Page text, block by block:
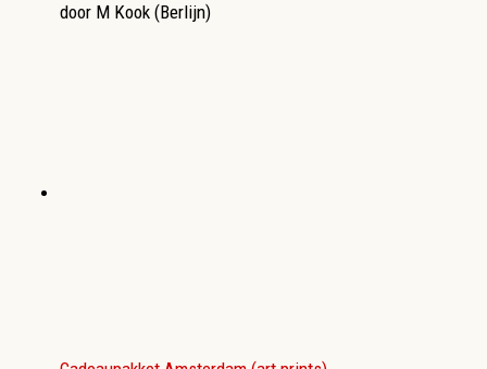
door M Kook (Berlijn)